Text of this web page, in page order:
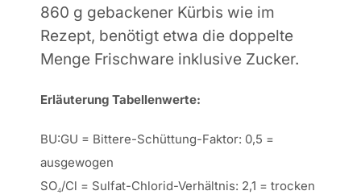
860 g gebackener Kürbis wie im
Rezept, benötigt etwa die doppelte
Menge Frischware inklusive Zucker.
Erläuterung Tabellenwerte:
BU:GU = Bittere-Schüttung-Faktor: 0,5 =
ausgewogen
SO₄/Cl = Sulfat-Chlorid-Verhältnis: 2,1 = trocken